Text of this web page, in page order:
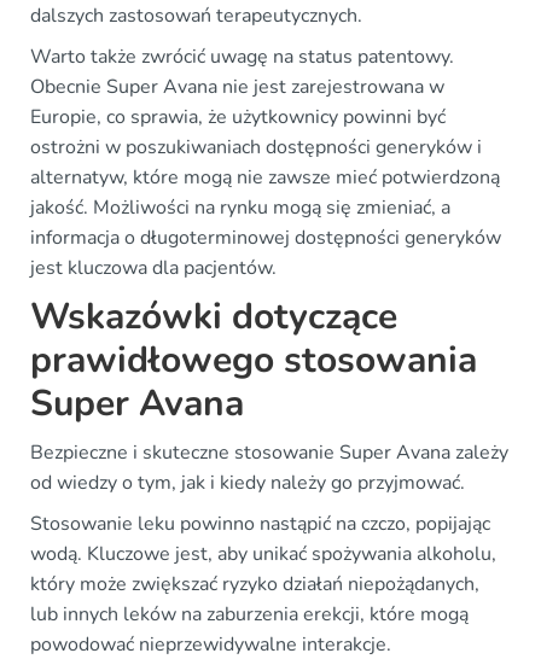
dalszych zastosowań terapeutycznych.
Warto także zwrócić uwagę na status patentowy.
Obecnie Super Avana nie jest zarejestrowana w
Europie, co sprawia, że użytkownicy powinni być
ostrożni w poszukiwaniach dostępności generyków i
alternatyw, które mogą nie zawsze mieć potwierdzoną
jakość. Możliwości na rynku mogą się zmieniać, a
informacja o długoterminowej dostępności generyków
jest kluczowa dla pacjentów.
Wskazówki dotyczące
prawidłowego stosowania
Super Avana
Bezpieczne i skuteczne stosowanie Super Avana zależy
od wiedzy o tym, jak i kiedy należy go przyjmować.
Stosowanie leku powinno nastąpić na czczo, popijając
wodą. Kluczowe jest, aby unikać spożywania alkoholu,
który może zwiększać ryzyko działań niepożądanych,
lub innych leków na zaburzenia erekcji, które mogą
powodować nieprzewidywalne interakcje.